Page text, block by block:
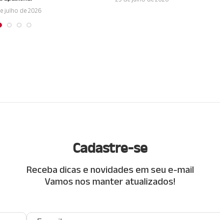
julho de 2026
Cadastre-se
Receba dicas e novidades em seu e-mail
Vamos nos manter atualizados!